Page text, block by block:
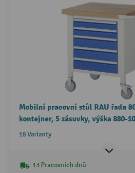
Mobilní pracovní stůl RAU řada
kontejner, 5 zásuvky, výška 880-
18 Varianty
13 Pracovních dnů